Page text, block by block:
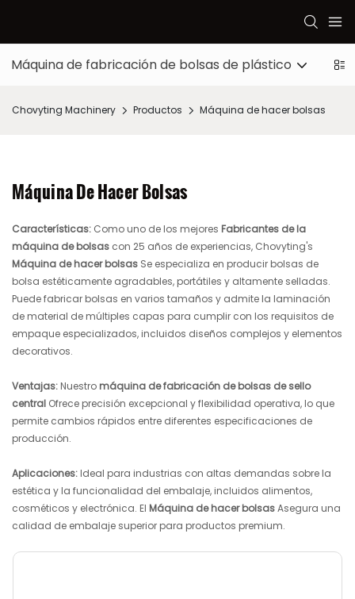
Máquina de fabricación de bolsas de plástico
Chovyting Machinery Productos Máquina de hacer bolsas
Máquina De Hacer Bolsas
Características: Como uno de los mejores Fabricantes de la
máquina de bolsas con 25 años de experiencias, Chovyting's
Máquina de hacer bolsas Se especializa en producir bolsas de
bolsa estéticamente agradables, portátiles y altamente selladas.
Puede fabricar bolsas en varios tamaños y admite la laminación
de material de múltiples capas para cumplir con los requisitos de
empaque especializados, incluidos diseños complejos y elementos
decorativos.
Ventajas: Nuestro máquina de fabricación de bolsas de sello
central Ofrece precisión excepcional y flexibilidad operativa, lo que
permite cambios rápidos entre diferentes especificaciones de
producción.
Aplicaciones: Ideal para industrias con altas demandas sobre la
estética y la funcionalidad del embalaje, incluidos alimentos,
cosméticos y electrónica. El Máquina de hacer bolsasAsegura una
calidad de embalaje superior para productos premium.